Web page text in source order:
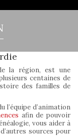
la région, est une
centaines de
des familles de
l’équipe d’animation
afin de pouvoir
vous aider à
sources pour